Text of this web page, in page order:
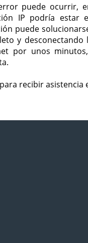
puede ocurrir,
IP podría estar
puede
y
por unos
recibir asistencia